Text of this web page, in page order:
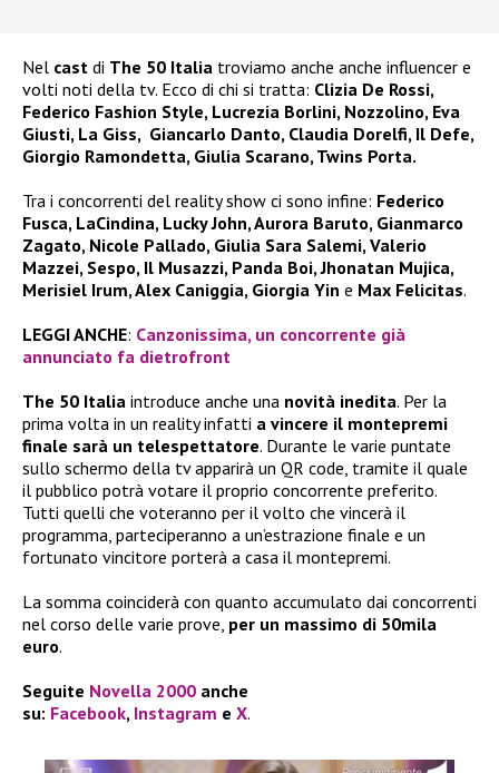
Nel cast di The 50 Italia troviamo anche anche influencer e
volti noti della tv. Ecco di chi si tratta: Clizia De Rossi,
Federico Fashion Style, Lucrezia Borlini, Nozzolino, Eva
Giusti, La Giss, Giancarlo Danto, Claudia Dorelfi, Il Defe,
Giorgio Ramondetta, Giulia Scarano, Twins Porta.
Tra i concorrenti del reality show ci sono infine: Federico
Fusca, LaCindina, Lucky John, Aurora Baruto, Gianmarco
Zagato, Nicole Pallado, Giulia Sara Salemi, Valerio
Mazzei, Sespo, Il Musazzi, Panda Boi, Jhonatan Mujica,
Merisiel Irum, Alex Caniggia, Giorgia Yin e Max Felicitas.
LEGGI ANCHE: Canzonissima, un concorrente già
annunciato fa dietrofront
The 50 Italia introduce anche una novità inedita. Per la
prima volta in un reality infatti a vincere il montepremi
finale sarà un telespettatore. Durante le varie puntate
sullo schermo della tv apparirà un QR code, tramite il quale
il pubblico potrà votare il proprio concorrente preferito.
Tutti quelli che voteranno per il volto che vincerà il
programma, parteciperanno a un’estrazione finale e un
fortunato vincitore porterà a casa il montepremi.
La somma coinciderà con quanto accumulato dai concorrenti
nel corso delle varie prove, per un massimo di 50mila
euro.
Seguite Novella 2000 anche
su: Facebook, Instagram e X.